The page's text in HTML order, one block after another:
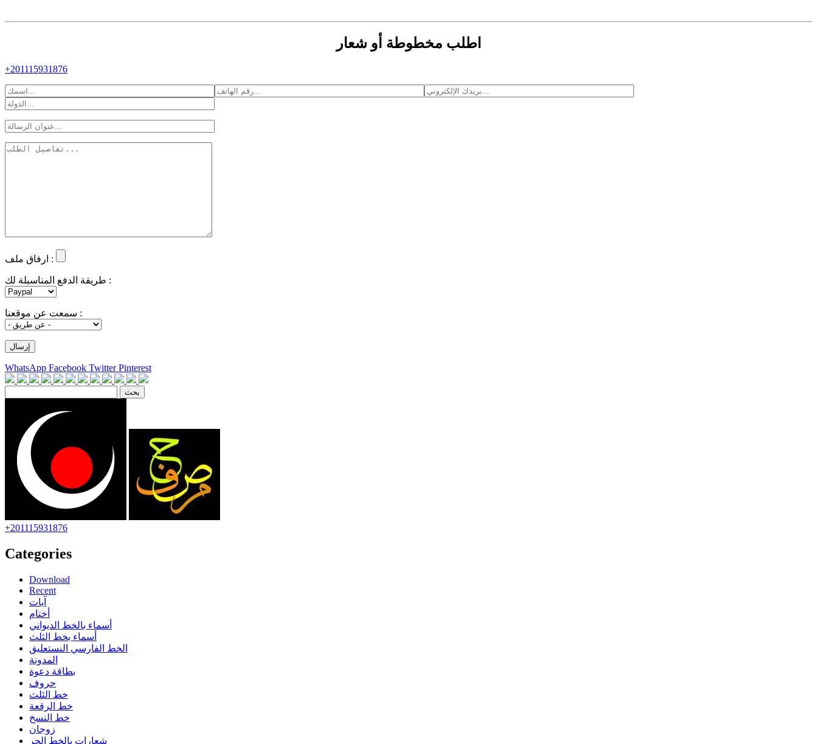
اطلب مخطوطة أو شعار
+201115931876
ارفاق ملف :
طريقة الدفع المناسبلة لك :
سمعت عن موقعنا :
WhatsApp Facebook TwitterPinterest
+201115931876
Categories
Download
Recent
آيات
أختام
أسماء بالخط الديواني
أسماء بخط الثلث
الخط الفارسي النستعليق
المدونة
بطاقة دعوة
حروف
خط الثلث
خط الرقعة
خط النسخ
زوجان
شعارات بالخط الحر